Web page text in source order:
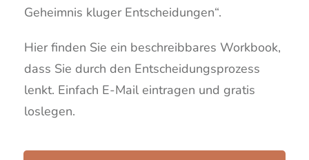
Geheimnis kluger Entscheidungen“.
Hier finden Sie ein beschreibbares Workbook,
dass Sie durch den Entscheidungsprozess
lenkt. Einfach E-Mail eintragen und gratis
loslegen.